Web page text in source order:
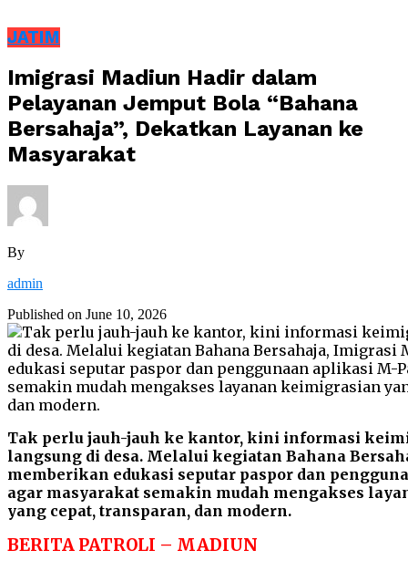
JATIM
Imigrasi Madiun Hadir dalam
Pelayanan Jemput Bola “Bahana
Bersahaja”, Dekatkan Layanan ke
Masyarakat
By
admin
Published on June 10, 2026
Tak perlu jauh-jauh ke kantor, kini informasi
langsung di desa. Melalui kegiatan Bahana
memberikan edukasi seputar paspor dan
agar masyarakat semakin mudah mengakses
yang cepat, transparan, dan modern.
BERITA PATROLI – MADIUN